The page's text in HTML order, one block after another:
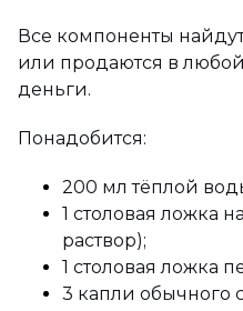
Все компоненты
или продаются в
деньги.
Понадобится:
200 мл тёплой
1 столовая ложка
раствор);
1 столовая ложка
3 капли обычного